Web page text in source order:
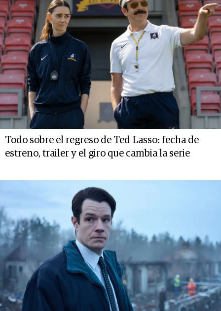
Todo sobre el regreso de Ted Lasso: fecha de
estreno, trailer y el giro que cambia la serie